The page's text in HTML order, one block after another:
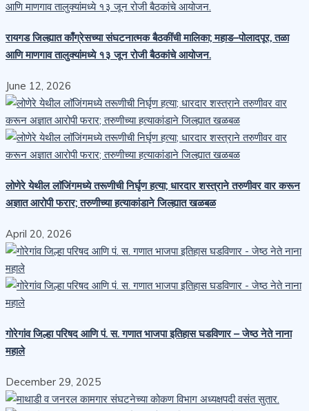
रायगड जिल्ह्यात काँग्रेसच्या संघटनात्मक बैठकींची मालिका; महाड–पोलादपूर, तळा
आणि माणगाव तालुक्यांमध्ये १३ जून रोजी बैठकांचे आयोजन.
June 12, 2026
लोणेरे येथील लाॅजिंगमध्ये तरूणीची निर्घृण हत्या; धारदार शस्त्राने तरुणीवर वार करून
अज्ञात आरोपी फरार; तरुणीच्या हत्याकांडाने जिल्ह्यात खळबळ
April 20, 2026
गोरेगांव जिल्हा परिषद आणि पं. स. गणात भाजपा इतिहास घडविणार – जेष्ठ नेते नाना
महाले
December 29, 2025